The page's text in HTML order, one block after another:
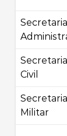
Civil
Militar